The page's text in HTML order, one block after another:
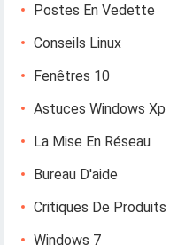
Postes En Vedette
Conseils Linux
Fenêtres 10
Astuces Windows Xp
La Mise En Réseau
Bureau D'aide
Critiques De Produits
Windows 7